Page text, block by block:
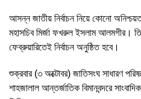
আসন্ন জাতীয় নির্বাচন নিয়ে কোনো
মহাসচিব মির্জা ফখরুল ইসলাম আলমগীর।
ফেব্রুয়ারিতেই নির্বাচন অনুষ্ঠিত হবে।
শুক্রবার (৩ অক্টোবর) জাতিসংঘ সাধারণ
শাহজালাল আন্তর্জাতিক বিমানবন্দরে